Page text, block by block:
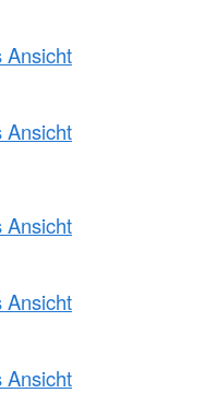
Ansicht
Ansicht
Ansicht
Ansicht
Ansicht